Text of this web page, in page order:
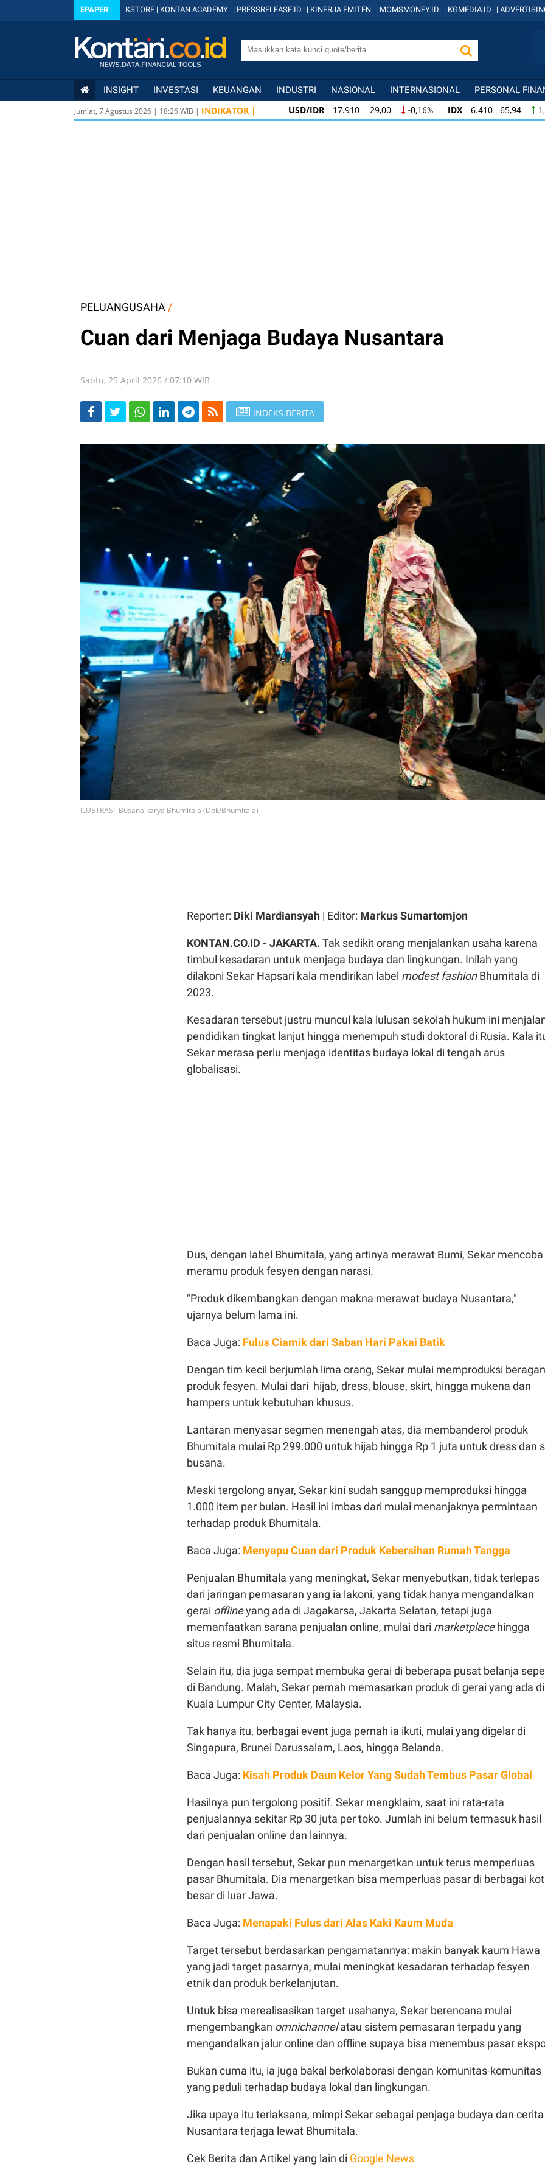
EPAPER KSTORE | KONTAN ACADEMY | PRESSRELEASE.ID | KINERJA EMITEN | MOMSMONEY.ID | KGMEDIA.ID |
INSIGHT INVESTASI KEUANGAN INDUSTRI NASIONAL INTERNASIONAL PERSONAL
Jum'at, 7 Agustus 2026 | 18:26WIB | INDIKATOR | USD/IDR 17.910 -29,00 -0,16% IDX 6.410 65,94
USD/IDR
17.910 -29,00 -0,16% IDX 6.410 65,94
PELUANGUSAHA /
Cuan dari Menjaga Budaya Nusantara
Sabtu, 25 April 2026 / 07:10 WIB
INDEKS BERITA
ILUSTRASI. Busana karya Bhumitala (Dok/Bhumitala)
Reporter: Diki Mardiansyah | Editor: Markus Sumartomjon
KONTAN.CO.ID - JAKARTA. Tak sedikit orang menjalankan usaha karena
timbul kesadaran untuk menjaga budaya dan lingkungan. Inilah yang
dilakoni Sekar Hapsari kala mendirikan label modest fashionBhumitala di
2023.
Kesadaran tersebut justru muncul kala lulusan sekolah hukum ini
pendidikan tingkat lanjut hingga menempuh studi doktoral di Rusia. Kala
Sekar merasa perlu menjaga identitas budaya lokal di tengah arus
globalisasi.
Dus, dengan label Bhumitala, yang artinya merawat Bumi, Sekar mencoba
meramu produk fesyen dengan narasi.
"Produk dikembangkan dengan makna merawat budaya Nusantara,"
ujarnya belum lama ini.
Baca Juga: Fulus Ciamik dari Saban Hari Pakai Batik
Dengan tim kecil berjumlah lima orang, Sekar mulai memproduksi
produk fesyen. Mulai dari hijab, dress, blouse, skirt, hingga mukena dan
hampers untuk kebutuhan khusus.
Lantaran menyasar segmen menengah atas, dia membanderol produk
Bhumitala mulai Rp 299.000 untuk hijab hingga Rp 1 juta untuk dress dan
busana.
Meski tergolong anyar, Sekar kini sudah sanggup memproduksi hingga
1.000 item per bulan. Hasil ini imbas dari mulai menanjaknya permintaan
terhadap produk Bhumitala.
Baca Juga: Menyapu Cuan dari Produk Kebersihan Rumah Tangga
Penjualan Bhumitala yang meningkat, Sekar menyebutkan, tidak terlepas
dari jaringan pemasaran yang ia lakoni, yang tidak hanya mengandalkan
gerai offlineyang ada di Jagakarsa, Jakarta Selatan, tetapi juga
memanfaatkan sarana penjualan online, mulai dari marketplacehingga
situs resmi Bhumitala.
Selain itu, dia juga sempat membuka gerai di beberapa pusat belanja
di Bandung. Malah, Sekar pernah memasarkan produk di gerai yang ada di
Kuala Lumpur City Center, Malaysia.
Tak hanya itu, berbagai event juga pernah ia ikuti, mulai yang digelar di
Singapura, Brunei Darussalam, Laos, hingga Belanda.
Baca Juga: Kisah Produk Daun Kelor Yang Sudah Tembus Pasar Global
Hasilnya pun tergolong positif. Sekar mengklaim, saat ini rata-rata
penjualannya sekitar Rp 30 juta per toko. Jumlah ini belum termasuk hasil
dari penjualan online dan lainnya.
Dengan hasil tersebut, Sekar pun menargetkan untuk terus memperluas
pasar Bhumitala. Dia menargetkan bisa memperluas pasar di berbagai
besar di luar Jawa.
Baca Juga: Menapaki Fulus dari Alas Kaki Kaum Muda
Target tersebut berdasarkan pengamatannya: makin banyak kaum Hawa
yang jadi target pasarnya, mulai meningkat kesadaran terhadap fesyen
etnik dan produk berkelanjutan.
Untuk bisa merealisasikan target usahanya, Sekar berencana mulai
mengembangkan omnichannelatau sistem pemasaran terpadu yang
mengandalkan jalur online dan offline supaya bisa menembus pasar
Bukan cuma itu, ia juga bakal berkolaborasi dengan komunitas-komunitas
yang peduli terhadap budaya lokal dan lingkungan.
Jika upaya itu terlaksana, mimpi Sekar sebagai penjaga budaya dan cerita
Nusantara terjaga lewat Bhumitala.
Cek Berita dan Artikel yang lain di Google News